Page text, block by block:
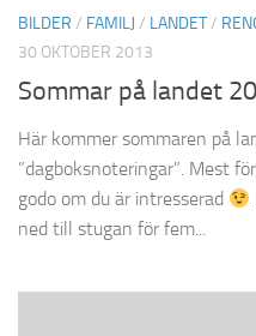
BILDER / FAMILJ / LANDET/
30 OKTOBER 2013
Sommar på landet
Här kommer sommaren på
”dagboksnoteringar”. Mest
godo om du är intresserad
ned till stugan för fem...